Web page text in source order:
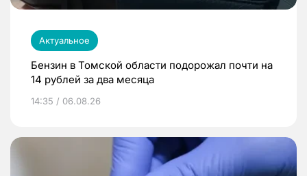
Актуальное
Бензин в Томской области подорожал почти на
14 рублей за два месяца
14:35 / 06.08.26